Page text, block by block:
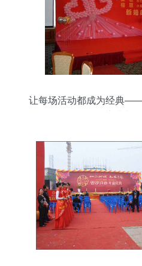
让每场活动都成为经典